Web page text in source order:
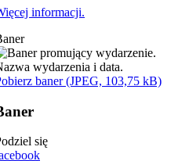
informacji.
baner (JPEG, 103,75 kB)
się